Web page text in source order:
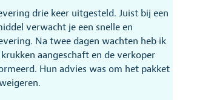
drie keer uitgesteld. Juist bij een
verwacht je een snelle en
Na twee dagen wachten heb ik
aangeschaft en de verkoper
Hun advies was om het pakket